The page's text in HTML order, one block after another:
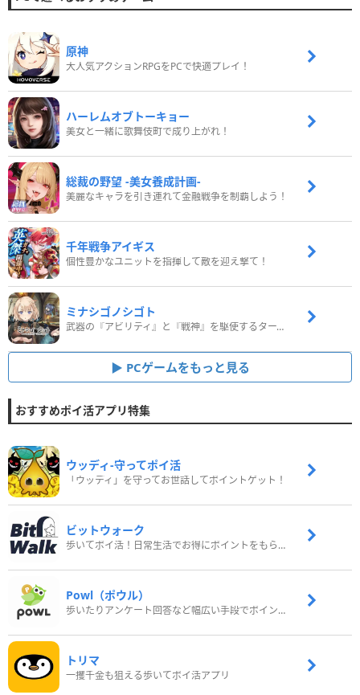
原神
大人気アクションRPGをPCで快適プレイ！
ハーレムオブトーキョー
美女と一緒に歌舞伎町で成り上がれ！
総裁の野望 -美女養成計画-
美麗なキャラを引き連れて金融戦争を制覇しよう！
千年戦争アイギス
個性豊かなユニットを指揮して敵を迎え撃て！
ミナシゴノシゴト
武器の『アビリティ』と『戦神』を駆使するターン制コマンドバトルRPG！
PCゲームをもっと見る
おすすめポイ活アプリ特集
ウッディ‐守ってポイ活
「ウッディ」を守ってお世話してポイントゲット！
ビットウォーク
歩いてポイ活！日常生活でお得にポイントをもらおう
Powl（ポウル）
歩いたりアンケート回答など幅広い手段でポイントをゲット
トリマ
一攫千金も狙える歩いてポイ活アプリ